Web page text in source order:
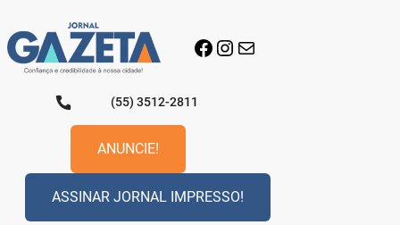
para
o
conteúdo
Facebook
Instagram
E-mail
(55) 3512-2811
ANUNCIE!
ASSINAR JORNAL IMPRESSO!